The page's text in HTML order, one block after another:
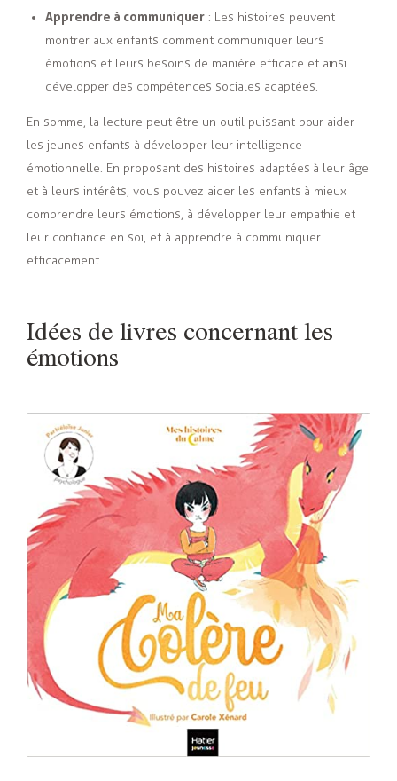
Apprendre à communiquer: Les histoires peuvent
montrer aux enfants comment communiquer leurs
émotions et leurs besoins de manière efficace et ainsi
développer des compétences sociales adaptées.
En somme, la lecture peut être un outil puissant pour aider
les jeunes enfants à développer leur intelligence
émotionnelle. En proposant des histoires adaptées à leur âge
et à leurs intérêts, vous pouvez aider les enfants à mieux
comprendre leurs émotions, à développer leur empathie et
leur confiance en soi, et à apprendre à communiquer
efficacement.
Idées de livres concernant les
émotions